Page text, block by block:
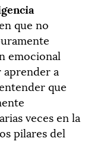
que no
emocional
a
que
veces en la
pilares del